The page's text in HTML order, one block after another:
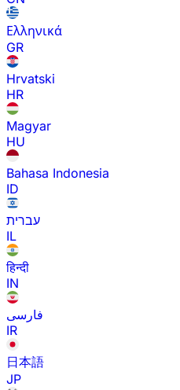
Ελληνικά
GR
Hrvatski
HR
Magyar
HU
Bahasa Indonesia
ID
עברית
IL
हिन्दी
IN
فارسی
IR
日本語
JP